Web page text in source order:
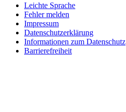
Leichte Sprache
Fehler melden
Impressum
Datenschutzerklärung
Informationen zum Datenschutz
Barrierefreiheit